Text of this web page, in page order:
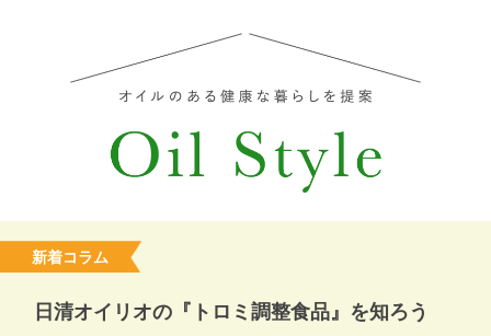
新着コラム
日清オイリオの『トロミ調整食品』を知ろう